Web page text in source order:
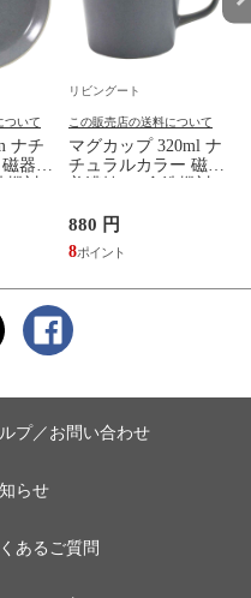
ついて
ナチ
器
機対
ト皿
製
ト ケ
ッシ
リビングート
この販売店の送料について
マグカップ 320ml ナ
チュラルカラー 磁器
美濃焼 （ 食洗機対
マグ コップ カップ
コーヒー 紅茶 珈琲
カフェオレ ミルク
880 円
8
プ／お問い合わせ
らせ
あるご質問